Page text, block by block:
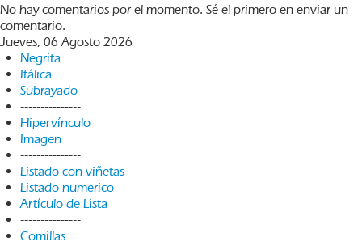
No hay comentarios por el momento. Sé el primero en enviar un
comentario.
Jueves, 06 Agosto 2026
Negrita
Itálica
Subrayado
---------------
Hipervínculo
Imagen
---------------
Listado con viñetas
Listado numerico
Artículo de Lista
---------------
Comillas